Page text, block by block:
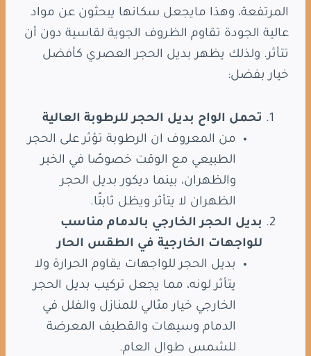
المرتفعة، وهذا مايجعل سكانها يبحثون عن مواد
عالية الجودة تقاوم الظروف الجوية لقاسية دون أن
تتأثر. ولذلك يظهر بديل الحجر العصري كأفضل
خيار بفضل:
تحمل الواح بديل الحجر للرطوبة العالية
من المعروف ان الرطوبة تؤثر على الحجر
الطبيعي مع الوقت خصوصًا في الخبر
والظهران، بينما ديكور بديل الحجر
الظهران لا يتأثر ويظل ثابتًا.
بديل الحجر الخارجي بالدمام مناسب
للواجهات الخارجية في الطقس الحار
بديل الحجر للواجهات يقاوم الحرارة ولا
يتأثر لونه، مما يجعل تركيب بديل الحجر
الخارجي خيار مثالي للمنازل والفلل في
الدمام وسيهات والقطيف المعرضة
للشمس طوال العام.